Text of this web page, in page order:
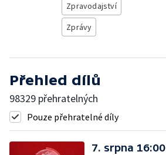
Zpravodajství
Zprávy
Přehled dílů
98329 přehratelných
Pouze přehratelné díly
7. srpna 16:00